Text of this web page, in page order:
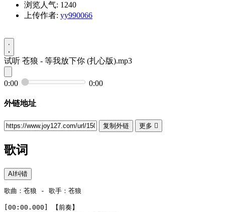
浏览人气: 1240
上传作者: yy990066
试听 苍狼 - 等我放下你 (扎心版).mp3
0:00 0:00
外链地址
复制外链 更多 
歌词
AI纠错
歌曲：苍狼 - 歌手：苍狼
[00:00.000] 【前奏】